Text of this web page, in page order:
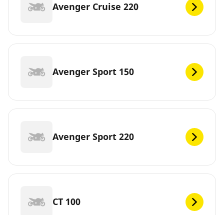
Avenger Cruise 220
Avenger Sport 150
Avenger Sport 220
CT 100